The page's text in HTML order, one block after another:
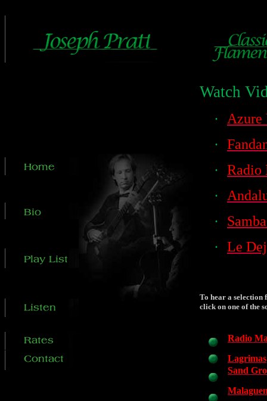
Watch
·
Azure
·
·
Radio
·
·
·
Le
To hear a
click on one of the
Radio
Lagrimas
Sand